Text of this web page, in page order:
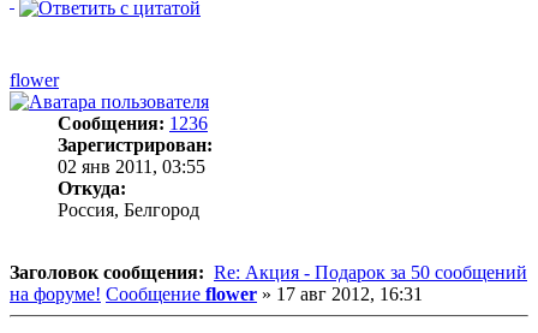
flower
Сообщения: 1236
Зарегистрирован:
02 янв 2011, 03:55
Откуда:
Россия, Белгород
Заголовок сообщения: Re: Акция - Подарок за 50 сообщений
на форуме! Сообщение flower » 17 авг 2012, 16:31